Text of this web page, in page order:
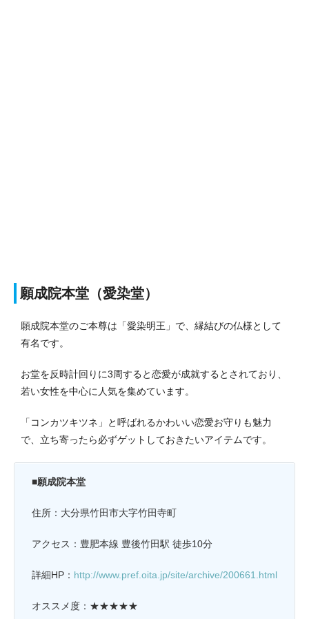
願成院本堂（愛染堂）
願成院本堂のご本尊は「愛染明王」で、縁結びの仏様として
有名です。
お堂を反時計回りに3周すると恋愛が成就するとされており、
若い女性を中心に人気を集めています。
「コンカツキツネ」と呼ばれるかわいい恋愛お守りも魅力
で、立ち寄ったら必ずゲットしておきたいアイテムです。
■願成院本堂
住所：大分県竹田市大字竹田寺町
アクセス：豊肥本線 豊後竹田駅 徒歩10分
詳細HP： http://www.pref.oita.jp/site/archive/200661.html
オススメ度：★★★★★